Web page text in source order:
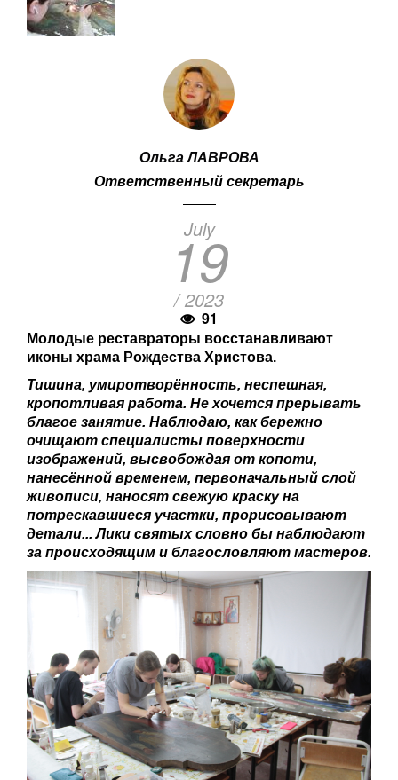
Ольга ЛАВРОВА
Ответственный секретарь
July
19
/ 2023
91
Молодые реставраторы восстанавливают
иконы храма Рождества Христова.
Тишина, умиротворённость, неспешная,
кропотливая работа. Не хочется прерывать
благое занятие. Наблюдаю, как бережно
очищают специалисты поверхности
изображений, высвобождая от копоти,
нанесённой временем, первоначальный слой
живописи, наносят свежую краску на
потрескавшиеся участки, прорисовывают
детали... Лики святых словно бы наблюдают
за происходящим и благословляют мастеров.